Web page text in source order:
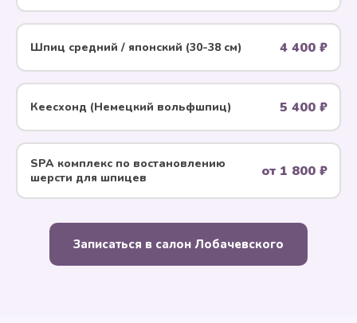
Шпиц средний / японский (30-38 см) 4 400 ₽
Кеесхонд (Немецкий вольфшпиц) 5 400 ₽
SPA комплекс по воcтановлению
шерсти для шпицев
от 1 800 ₽
Записаться в салон Лобачевского